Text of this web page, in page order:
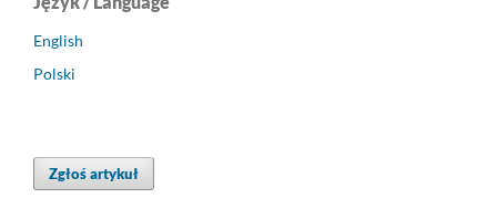
English
Polski
Zgłoś artykuł